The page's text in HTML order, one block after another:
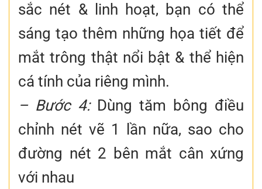
sắc nét & linh hoạt, bạn có thể
sáng tạo thêm những họa tiết để
mắt trông thật nổi bật & thể hiện
cá tính của riêng mình.
– Bước 4:Dùng tăm bông điều
chỉnh nét vẽ 1 lần nữa, sao cho
đường nét 2 bên mắt cân xứng
với nhau